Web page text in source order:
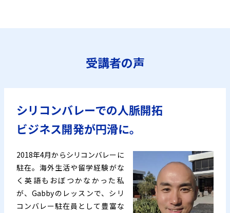
受講者の声
シリコンバレーでの人脈開拓
ビジネス開発が円滑に。
2018年4月からシリコンバレーに
駐在。海外生活や留学経験がな
く英語もおぼつかなかった私
が、Gabbyのレッスンで、シリ
コンバレー駐在員として豊富な